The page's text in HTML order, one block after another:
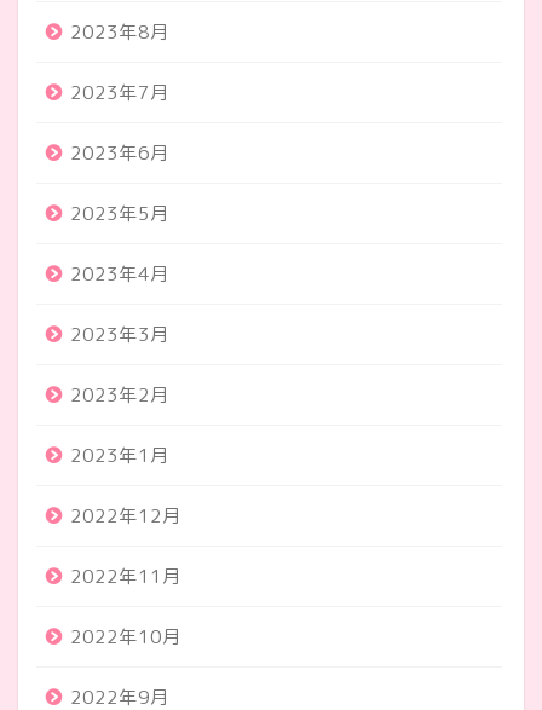
2023年8月
2023年7月
2023年6月
2023年5月
2023年4月
2023年3月
2023年2月
2023年1月
2022年12月
2022年11月
2022年10月
2022年9月